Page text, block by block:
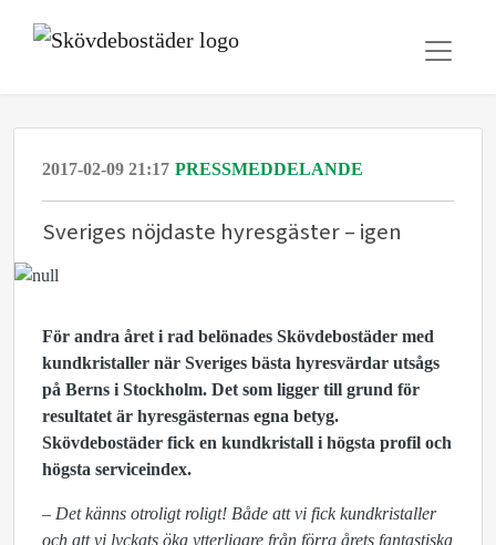
2017-02-09 21:17 PRESSMEDDELANDE
Sveriges nöjdaste hyresgäster – igen
För andra året i rad belönades Skövdebostäder med
kundkristaller när Sveriges bästa hyresvärdar utsågs
på Berns i Stockholm. Det som ligger till grund för
resultatet är hyresgästernas egna betyg.
Skövdebostäder fick en kundkristall i högsta profil och
högsta serviceindex.
– Det känns otroligt roligt! Både att vi fick kundkristaller
och att vi lyckats öka ytterligare från förra årets fantastiska